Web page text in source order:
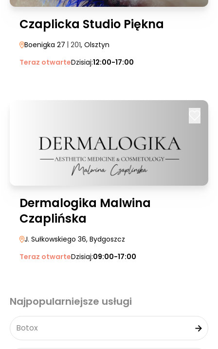
Czaplicka Studio Piękna
Boenigka 27 | 201, Olsztyn
Teraz otwarteDzisiaj:12:00-17:00
Dermalogika Malwina
Czaplińska
J. Sułkowskiego 36, Bydgoszcz
Teraz otwarteDzisiaj:09:00-17:00
Najpopularniejsze usługi
Botox